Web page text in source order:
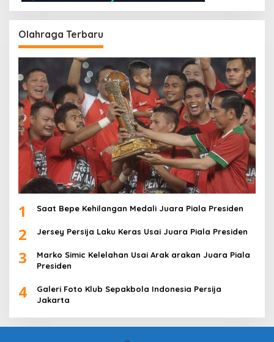
Olahraga Terbaru
1 Saat Bepe Kehilangan Medali Juara Piala Presiden
2 Jersey Persija Laku Keras Usai Juara Piala Presiden
3
Marko Simic Kelelahan Usai Arak arakan Juara Piala
Presiden
4
Galeri Foto Klub Sepakbola Indonesia Persija
Jakarta